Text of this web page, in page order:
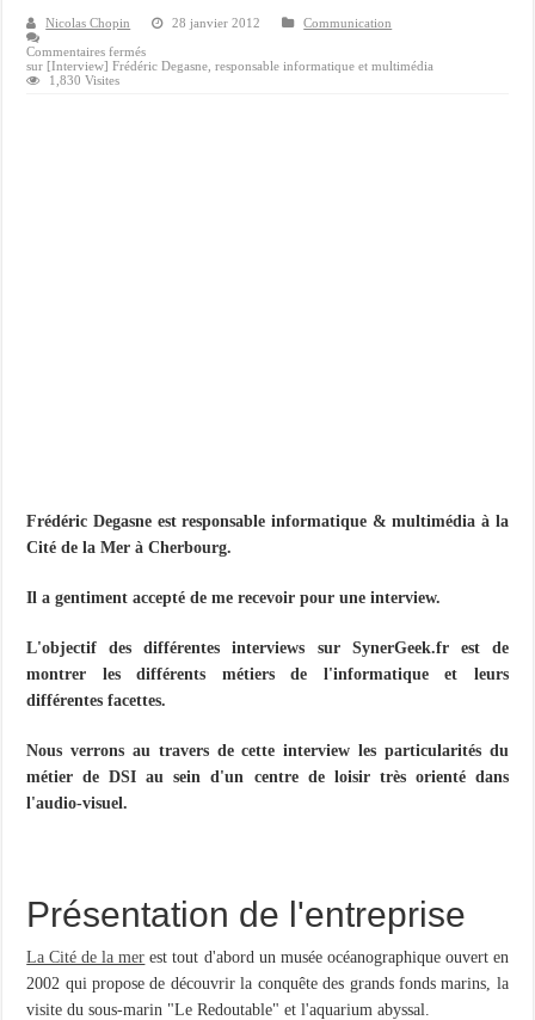
OnlyOffice, une solution CRM/Gestion documents et plus encore...
Nicolas Chopin 28 janvier 2012
Communication
Commentaires fermés
sur [Interview] Frédéric Degasne, responsable informatique et multimédia
1,830 Visites
Frédéric Degasne est responsable informatique & multimédia à la
Cité de la Mer à Cherbourg.
Il a gentiment accepté de me recevoir pour une interview.
L'objectif des différentes interviews sur SynerGeek.fr est de
montrer les différents métiers de l'informatique et leurs
différentes facettes.
Nous verrons au travers de cette interview les particularités du
métier de DSI au sein d'un centre de loisir très orienté dans
l'audio-visuel.
Présentation de l'entreprise
La Cité de la mer est tout d'abord un musée océanographique ouvert en
2002 qui propose de découvrir la conquête des grands fonds marins, la
visite du sous-marin "Le Redoutable" et l'aquarium abyssal.